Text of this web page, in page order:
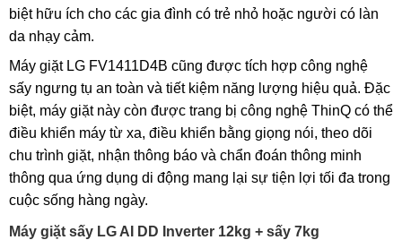
biệt hữu ích cho các gia đình có trẻ nhỏ hoặc người có làn
da nhạy cảm.
Máy giặt LG FV1411D4B cũng được tích hợp công nghệ
sấy ngưng tụ an toàn và tiết kiệm năng lượng hiệu quả. Đặc
biệt, máy giặt này còn được trang bị công nghệ ThinQ có thể
điều khiển máy từ xa, điều khiển bằng giọng nói, theo dõi
chu trình giặt, nhận thông báo và chẩn đoán thông minh
thông qua ứng dụng di động mang lại sự tiện lợi tối đa trong
cuộc sống hàng ngày.
Máy giặt sấy LG AI DD Inverter 12kg + sấy 7kg